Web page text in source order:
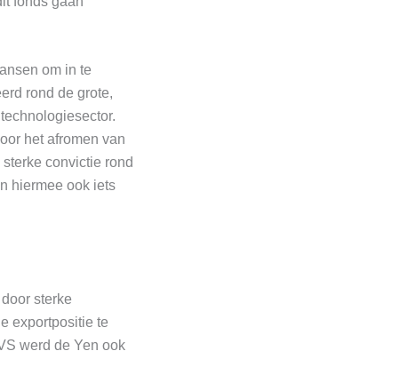
om in te
rond de grote,
het afromen van
convictie rond
hiermee ook iets
sterke
exportpositie te
werd de Yen ook